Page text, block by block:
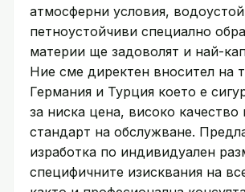
атмосферни условия,
петноустойчиви специално
материи ще задоволят и най-
Ние сме директен вносител на
Германия и Турция което е
за ниска цена, високо качество
стандарт на обслужване.
изработка по индивидуален
специфичните изисквания на